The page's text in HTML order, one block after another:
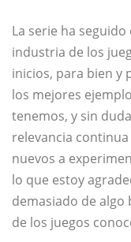
La serie ha
industria de los
inicios, para bien y
los mejores
tenemos, y sin
relevancia
nuevos a
lo que estoy
demasiado de algo
de los juegos